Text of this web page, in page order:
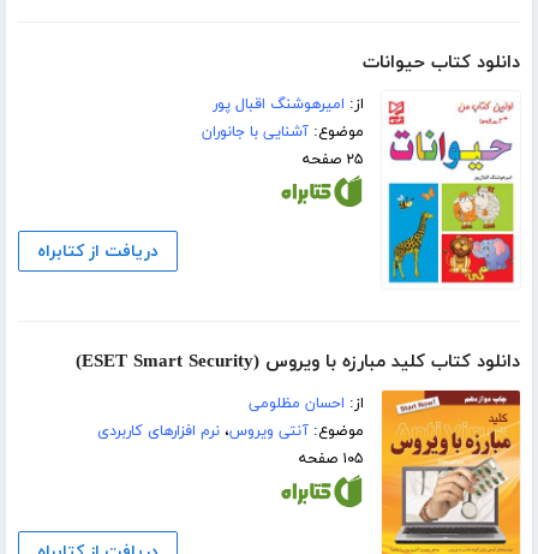
دانلود کتاب حیوانات
از: امیرهوشنگ اقبال پور
موضوع:آشنایی با جانوران
۲۵ صفحه
دریافت از کتابراه
دانلود کتاب کلید مبارزه با ویروس (ESET Smart Security)
از: احسان مظلومی
موضوع:آنتی ویروس،نرم افزارهای کاربردی
۱۰۵ صفحه